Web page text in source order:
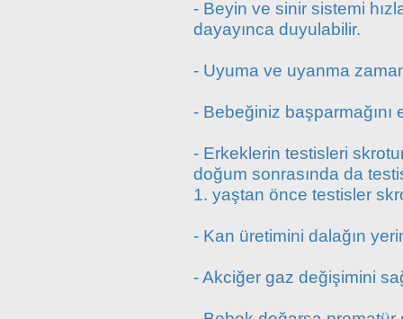
- Beyin ve sinir sistemi
dayayınca duyulabilir.
- Uyuma ve uyanma
- Bebeğiniz başparmağını
- Erkeklerin testisleri
doğum sonrasında da
1. yaştan önce testisler
- Kan üretimini dalağın
- Akciğer gaz değişimini